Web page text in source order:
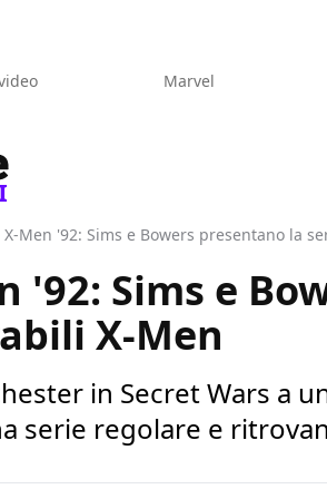
Marvel
X-Men '92: Sims e Bowers presentano la
'92: Sims e
X-Men
in Secret Wars a
serie regolare e